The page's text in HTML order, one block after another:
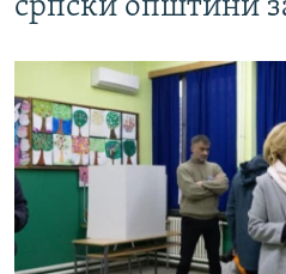
српски општини